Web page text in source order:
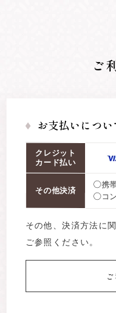
ご
お支払いについ
クレジット
カード払い
その他決済
◯携
◯コン
その他、決済方法に
ご参照ください。